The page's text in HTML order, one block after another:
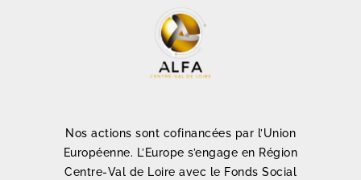
Nos actions sont cofinancées par l’Union
Européenne. L’Europe s’engage en Région
Centre-Val de Loire avec le Fonds Social